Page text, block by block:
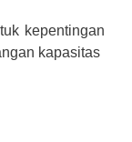
kepentingan
kapasitas